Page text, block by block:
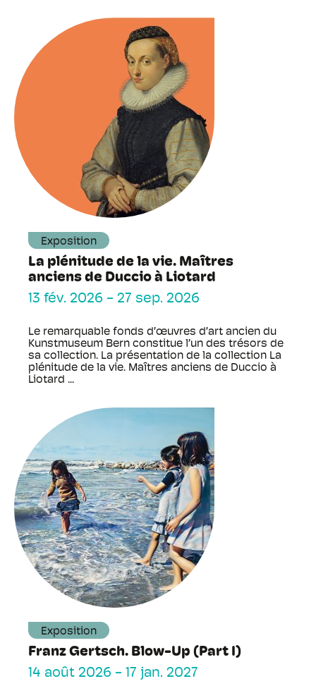
Exposition
La plénitude de la vie. Maîtres
anciens de Duccio à Liotard
13 fév. 2026 - 27 sep. 2026
Le remarquable fonds d’œuvres d’art ancien du
Kunstmuseum Bern constitue l’un des trésors de
sa collection. La présentation de la collection La
plénitude de la vie. Maîtres anciens de Duccio à
Liotard ...
Exposition
Franz Gertsch. Blow-Up (Part I)
14 août 2026 - 17 jan. 2027